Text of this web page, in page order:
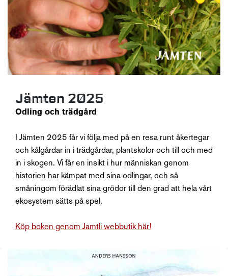
Jämten 2025
Odling och trädgård
I Jämten 2025 får vi följa med på en resa runt åkertegar
och kålgårdar in i trädgårdar, plantskolor och till och med
in i skogen. Vi får en insikt i hur människan genom
historien har kämpat med sina odlingar, och så
småningom förädlat sina grödor till den grad att hela vårt
ekosystem sätts på spel.
Köp boken genom Jamtli webbutik här!